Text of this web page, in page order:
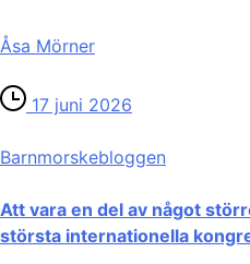
Åsa Mörner
17 juni 2026
Barnmorske­bloggen
Att vara en del av något
största internationella